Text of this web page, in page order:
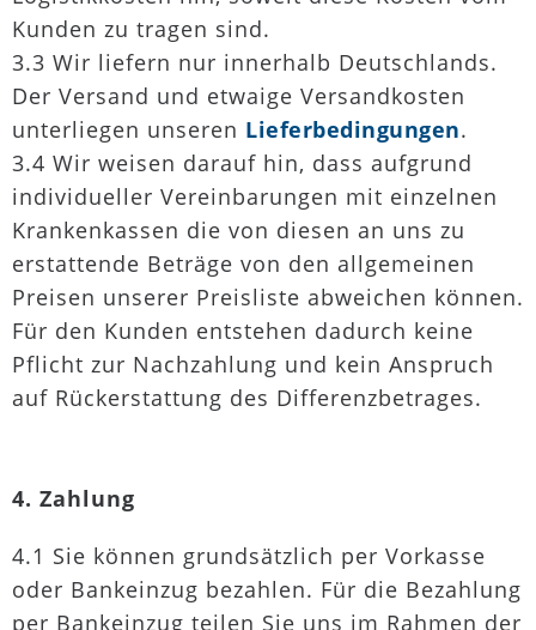
Kunden zu tragen sind.
3.3 Wir liefern nur innerhalb Deutschlands.
Der Versand und etwaige Versandkosten
unterliegen unseren Lieferbedingungen.
3.4 Wir weisen darauf hin, dass aufgrund
individueller Vereinbarungen mit einzelnen
Krankenkassen die von diesen an uns zu
erstattende Beträge von den allgemeinen
Preisen unserer Preisliste abweichen können.
Für den Kunden entstehen dadurch keine
Pflicht zur Nachzahlung und kein Anspruch
auf Rückerstattung des Differenzbetrages.
4. Zahlung
4.1 Sie können grundsätzlich per Vorkasse
oder Bankeinzug bezahlen. Für die Bezahlung
per Bankeinzug teilen Sie uns im Rahmen der